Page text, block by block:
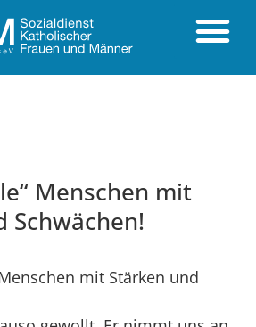
Menschen mit
Schwächen!
mit Stärken und